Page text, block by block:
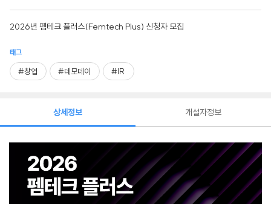
2026년 펨테크 플러스(Femtech Plus) 신청자 모집
태그
#창업 #데모데이 #IR
상세정보 개설자정보